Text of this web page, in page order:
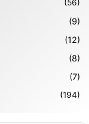
(56)
(9)
(12)
(8)
(7)
(194)